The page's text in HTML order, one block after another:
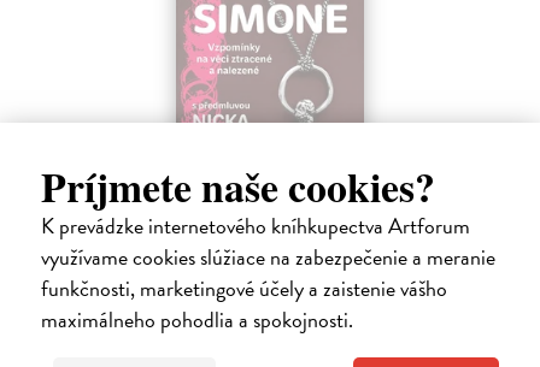
Príjmete naše cookies?
K prevádzke internetového kníhkupectva Artforum
využívame cookies slúžiace na zabezpečenie a meranie
funkčnosti, marketingové účely a zaistenie vášho
maximálneho pohodlia a spokojnosti.
Žvýkačka Niny Simone
Ellis Warren| Kniha
Ellisova kniha je neobvyklou literární poctou legendární jazzové
zpěvačce a pianistce Nině Simone. Světoznámý hudebník v ní vypráví
příběh zdánlivě bezvýznamného předmětu – žvýkačky, kterou
Simone během…